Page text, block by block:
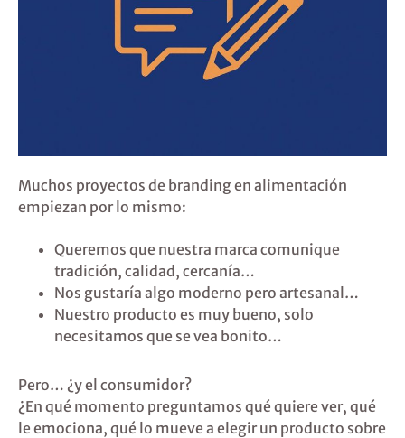
Muchos proyectos de branding en alimentación
empiezan por lo mismo:
Queremos que nuestra marca comunique
tradición, calidad, cercanía…
Nos gustaría algo moderno pero artesanal…
Nuestro producto es muy bueno, solo
necesitamos que se vea bonito…
Pero… ¿y el consumidor?
¿En qué momento preguntamos qué quiere ver, qué
le emociona, qué lo mueve a elegir un producto sobre